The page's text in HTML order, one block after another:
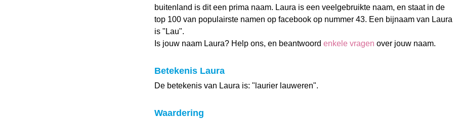
buitenland is dit een prima naam. Laura is een veelgebruikte naam, en staat in de
top 100 van populairste namen op facebook op nummer 43. Een bijnaam van Laura
is "Lau".
Is jouw naam Laura? Help ons, en beantwoord enkele vragen over jouw naam.
Betekenis Laura
De betekenis van Laura is: "laurier lauweren".
Waardering